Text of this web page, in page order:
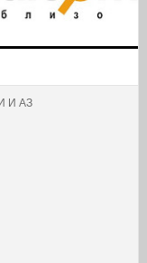
И АЗ